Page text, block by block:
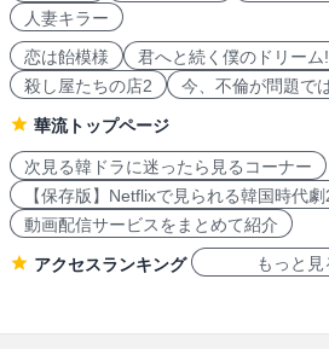
人妻キラー
恋は飴模様
君へと続く僕のドリーム!
殺し屋たちの店2
今、不倫が問題で
華流トップページ
次見る韓ドラに迷ったら見るコーナー
【保存版】Netflixで見られる韓国時代
動画配信サービスをまとめて紹介
アクセスランキング もっと見